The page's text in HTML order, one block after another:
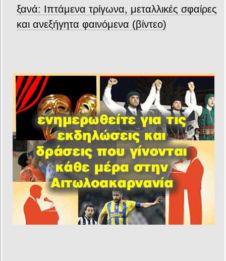
ξανά: Ιπτάμενα τρίγωνα, μεταλλικές σφαίρες
και ανεξήγητα φαινόμενα (βίντεο)